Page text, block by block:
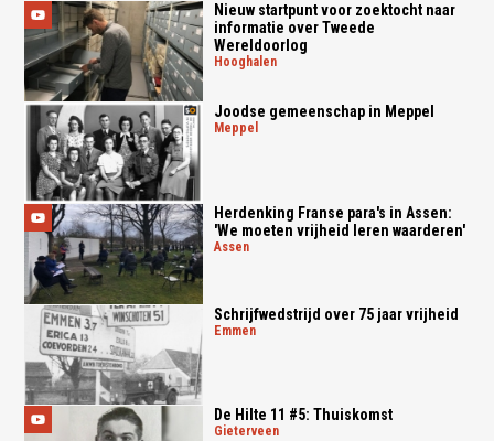
Nieuw startpunt voor zoektocht naar
informatie over Tweede
Wereldoorlog
hooghalen
Joodse gemeenschap in Meppel
meppel
Herdenking Franse para's in Assen:
'We moeten vrijheid leren waarderen'
assen
Schrijfwedstrijd over 75 jaar vrijheid
emmen
De Hilte 11 #5: Thuiskomst
gieterveen